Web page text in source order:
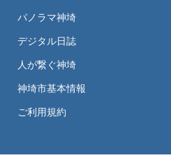
パノラマ神埼
デジタル日誌
人が繋ぐ神埼
神埼市基本情報
ご利用規約